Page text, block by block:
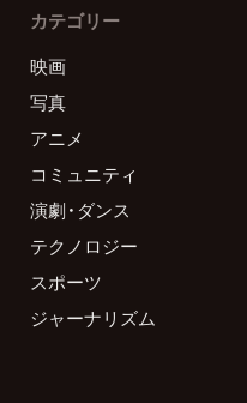
カテゴリー
映画
写真
アニメ
コミュニティ
演劇・ダンス
テクノロジー
スポーツ
ジャーナリズム